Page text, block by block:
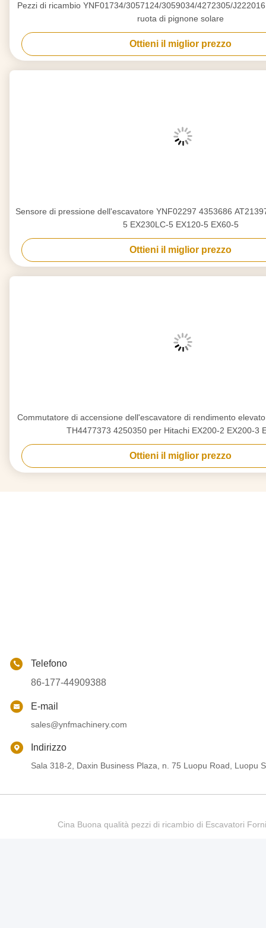
Pezzi di ricambio YNF01734/3057124/3059034/4272305/
ruota di pignone solare
Ottieni il miglior prezzo
Sensore di pressione dell'escavatore YNF02297 4353686
5 EX230LC-5 EX120-5 EX60-5
Ottieni il miglior prezzo
Commutatore di accensione dell'escavatore di rendimento
TH4477373 4250350 per Hitachi EX200-2 EX200-3
Ottieni il miglior prezzo
Telefono
86-177-44909388
E-mail
sales@ynfmachinery.com
Indirizzo
Sala 318-2, Daxin Business Plaza, n. 75 Luopu Road, Luopu
Cina Buona qualità pezzi di ricambio di Escavatori